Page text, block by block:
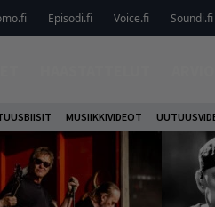
Episodi.fi Voice.fi Soundi.fi
MUSIIKKIVIDEOT